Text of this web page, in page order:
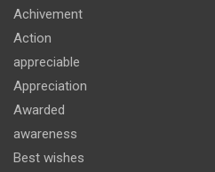
Achivement
Action
appreciable
Appreciation
Awarded
awareness
Best wishes